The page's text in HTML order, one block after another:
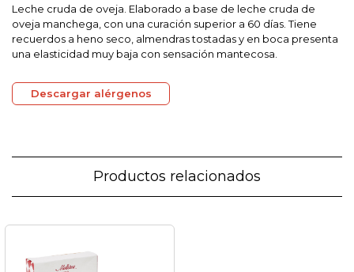
Leche cruda de oveja. Elaborado a base de leche cruda de
oveja manchega, con una curación superior a 60 días. Tiene
recuerdos a heno seco, almendras tostadas y en boca presenta
una elasticidad muy baja con sensación mantecosa.
Descargar alérgenos
Productos relacionados